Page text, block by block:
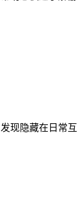
现隐藏在日常互